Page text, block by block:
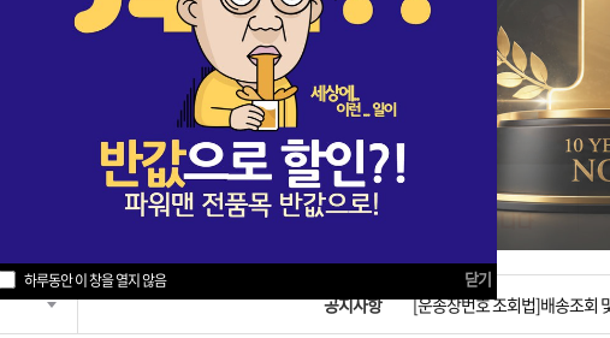
하루동안 이 창을 열지 않음 닫기
공지사항
입금확인이 안되는 상황을 대
[2026구정 연휴]설 연휴 배송
[운송장번호 조회법]배송조회